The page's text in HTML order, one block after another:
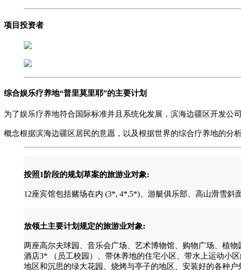
项目投资者
综合娱乐疗养地“普里莫里耶”的主要计划
为了娱乐疗养地符合国际标准并且系统化发展，滨海边疆区开发公
概念根据滨海边疆区居民的意愿，以及根据世界的综合疗养地的分
按照1阶段的规划草案的旅游业对象:
12座宾馆包括赌场在内 (3*, 4*,5*)、游艇俱乐部、高山滑雪
放领土主要计划规定的旅游业对象:
两座高尔夫球园、音乐会广场、艺术博物馆、购物广场、植
酒店3* （员工校园）、带休养地的住宅小区、带水上运动小
地区和沉思的绿大花园、烧烤与亭子的地区、安装好的各种